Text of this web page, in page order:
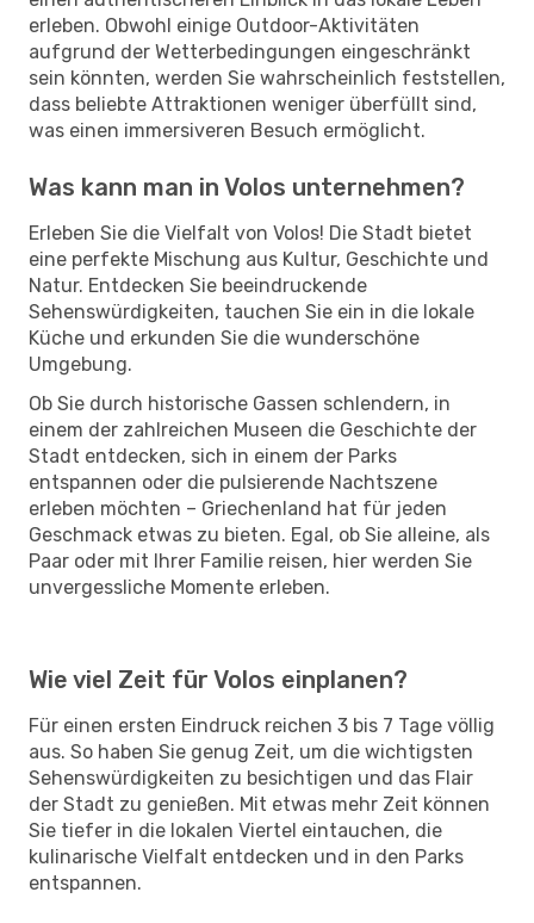
erleben. Obwohl einige Outdoor-Aktivitäten
aufgrund der Wetterbedingungen eingeschränkt
sein könnten, werden Sie wahrscheinlich feststellen,
dass beliebte Attraktionen weniger überfüllt sind,
was einen immersiveren Besuch ermöglicht.
Was kann man in Volos unternehmen?
Erleben Sie die Vielfalt von Volos! Die Stadt bietet
eine perfekte Mischung aus Kultur, Geschichte und
Natur. Entdecken Sie beeindruckende
Sehenswürdigkeiten, tauchen Sie ein in die lokale
Küche und erkunden Sie die wunderschöne
Umgebung.
Ob Sie durch historische Gassen schlendern, in
einem der zahlreichen Museen die Geschichte der
Stadt entdecken, sich in einem der Parks
entspannen oder die pulsierende Nachtszene
erleben möchten – Griechenland hat für jeden
Geschmack etwas zu bieten. Egal, ob Sie alleine, als
Paar oder mit Ihrer Familie reisen, hier werden Sie
unvergessliche Momente erleben.
Wie viel Zeit für Volos einplanen?
Für einen ersten Eindruck reichen 3 bis 7 Tage völlig
aus. So haben Sie genug Zeit, um die wichtigsten
Sehenswürdigkeiten zu besichtigen und das Flair
der Stadt zu genießen. Mit etwas mehr Zeit können
Sie tiefer in die lokalen Viertel eintauchen, die
kulinarische Vielfalt entdecken und in den Parks
entspannen.